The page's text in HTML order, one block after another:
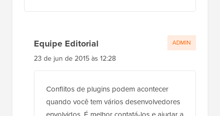
Equipe Editorial
23 de jun de 2015 às 12:28
Conflitos de plugins podem acontecer
quando você tem vários desenvolvedores
ADMIN